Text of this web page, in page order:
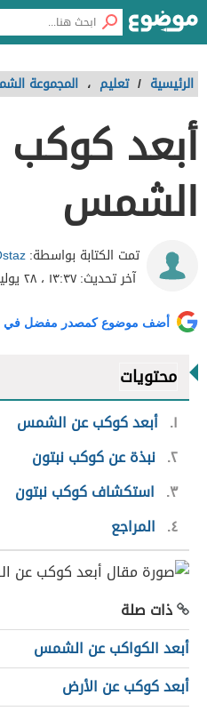
الرئيسية / تعليم ، المجموعة
أبعد
الشمس
تمت الكتابة بواسطة:
آخر تحديث:١٣:٣٧ ، ٢٨ يوليو ٢٠٢٠
أضف موضوع كمصدر مفضل في
محتويات
١ أبعد كوكب عن الشمس
٢ نبذة عن كوكب نبتون
٣
استكشاف كوكب نبتون
٤
المراجع
ذات صلة
أبعد الكواكب عن الشمس
أبعد كوكب عن الأرض